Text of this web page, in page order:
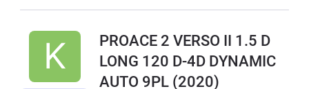
pris par la suite que c'est un moteur Peugeot...sur une
achète une Toyota (le prix qui va avec) c'est pour de la
qualité Toyota par du français!!! Je m'excuse pour mes
amis français mais si j'avais voulu acheter français, je
PROACE 2 VERSO II 1.5 D
LONG 120 D-4D DYNAMIC
AUTO 9PL (2020)